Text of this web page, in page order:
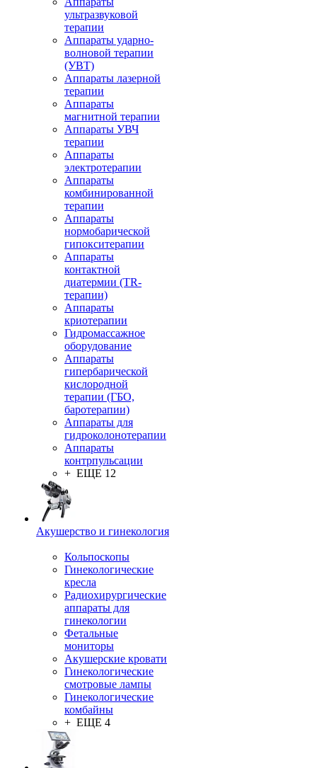
ультразвуковой
терапии
Аппараты ударно-
волновой терапии
(УВТ)
Аппараты лазерной
терапии
Аппараты
магнитной терапии
Аппараты УВЧ
терапии
Аппараты
электротерапии
Аппараты
комбинированной
терапии
Аппараты
нормобарической
гипокситерапии
Аппараты
контактной
диатермии (TR-
терапии)
Аппараты
криотерапии
Гидромассажное
оборудование
Аппараты
гипербарической
кислородной
терапии (ГБО,
баротерапии)
Аппараты для
гидроколонотерапии
Аппараты
контрпульсации
+ ЕЩЕ 12
Акушерство и гинекология
Кольпоскопы
Гинекологические
кресла
Радиохирургические
аппараты для
гинекологии
Фетальные
мониторы
Акушерские кровати
Гинекологические
смотровые лампы
Гинекологические
комбайны
+ ЕЩЕ 4